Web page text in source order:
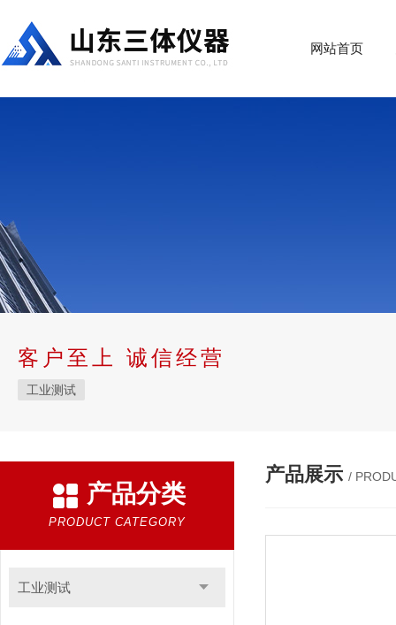
网站首页
客户至上 诚信经营
工业测试
产品分类
PRODUCT CATEGORY
工业测试
产品展示 /